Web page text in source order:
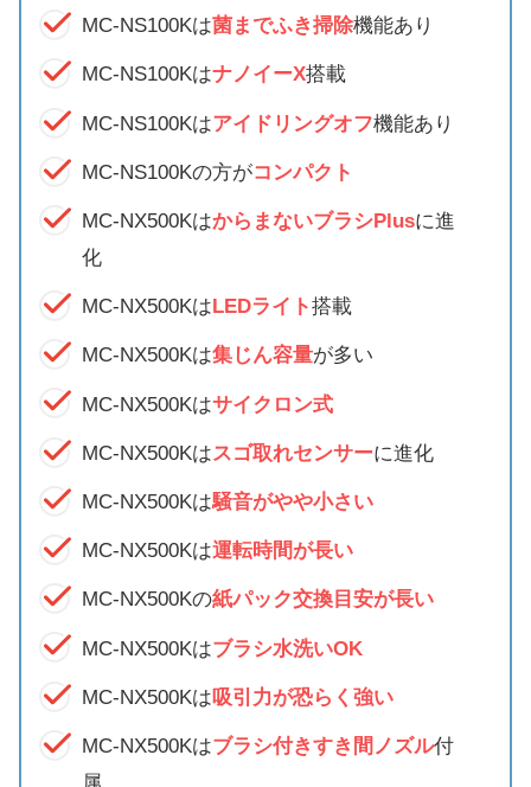
MC-NS100Kは菌までふき掃除機能あり
MC-NS100KはナノイーX搭載
MC-NS100Kはアイドリングオフ機能あり
MC-NS100Kの方がコンパクト
MC-NX500KはからまないブラシPlusに進
化
MC-NX500Kは LEDライト搭載
MC-NX500Kは集じん容量が多い
MC-NX500Kはサイクロン式
MC-NX500Kはスゴ取れセンサーに進化
MC-NX500Kは騒音がやや小さい
MC-NX500Kは運転時間が長い
MC-NX500Kの紙パック交換目安が長い
MC-NX500Kはブラシ水洗いOK
MC-NX500Kは吸引力が恐らく 強い
MC-NX500Kはブラシ付きすき間ノズル付